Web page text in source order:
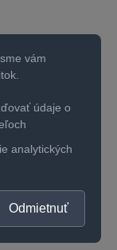
vám
údaje o
analytických
Odmietnuť